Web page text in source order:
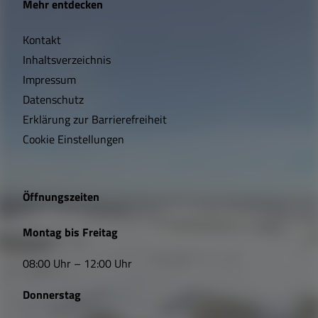
c
h
t
i
e
L
n
k
Mehr entdecken
Kontakt
Inhaltsverzeichnis
Impressum
Datenschutz
Erklärung zur Barrierefreiheit
Cookie Einstellungen
Öffnungszeiten
Montag bis Freitag
08:00 Uhr – 12:00 Uhr
Donnerstag